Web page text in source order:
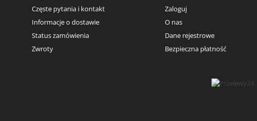
Częste pytania i kontakt
Informacje o dostawie
Status zamówienia
Zwroty
Zaloguj
O nas
Dane rejestrowe
Bezpieczna płatność